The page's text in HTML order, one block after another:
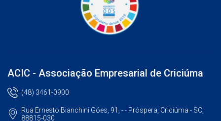
ACIC - Associação Empresarial de Criciúma
(48) 3461-0900
Rua Ernesto Bianchini Góes, 91, - - Próspera, Criciúma - SC,
88815-030